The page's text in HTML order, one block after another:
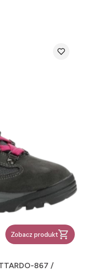
Zobacz produkt
867 /